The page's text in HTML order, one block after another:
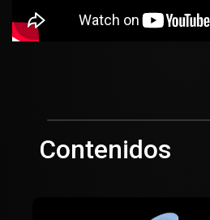
Contenidos